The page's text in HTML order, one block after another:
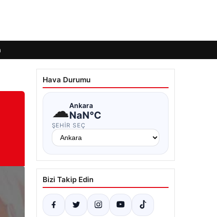
Hava Durumu
☁Ankara
NaN°C
ŞEHIR SEÇ
Bizi Takip Edin